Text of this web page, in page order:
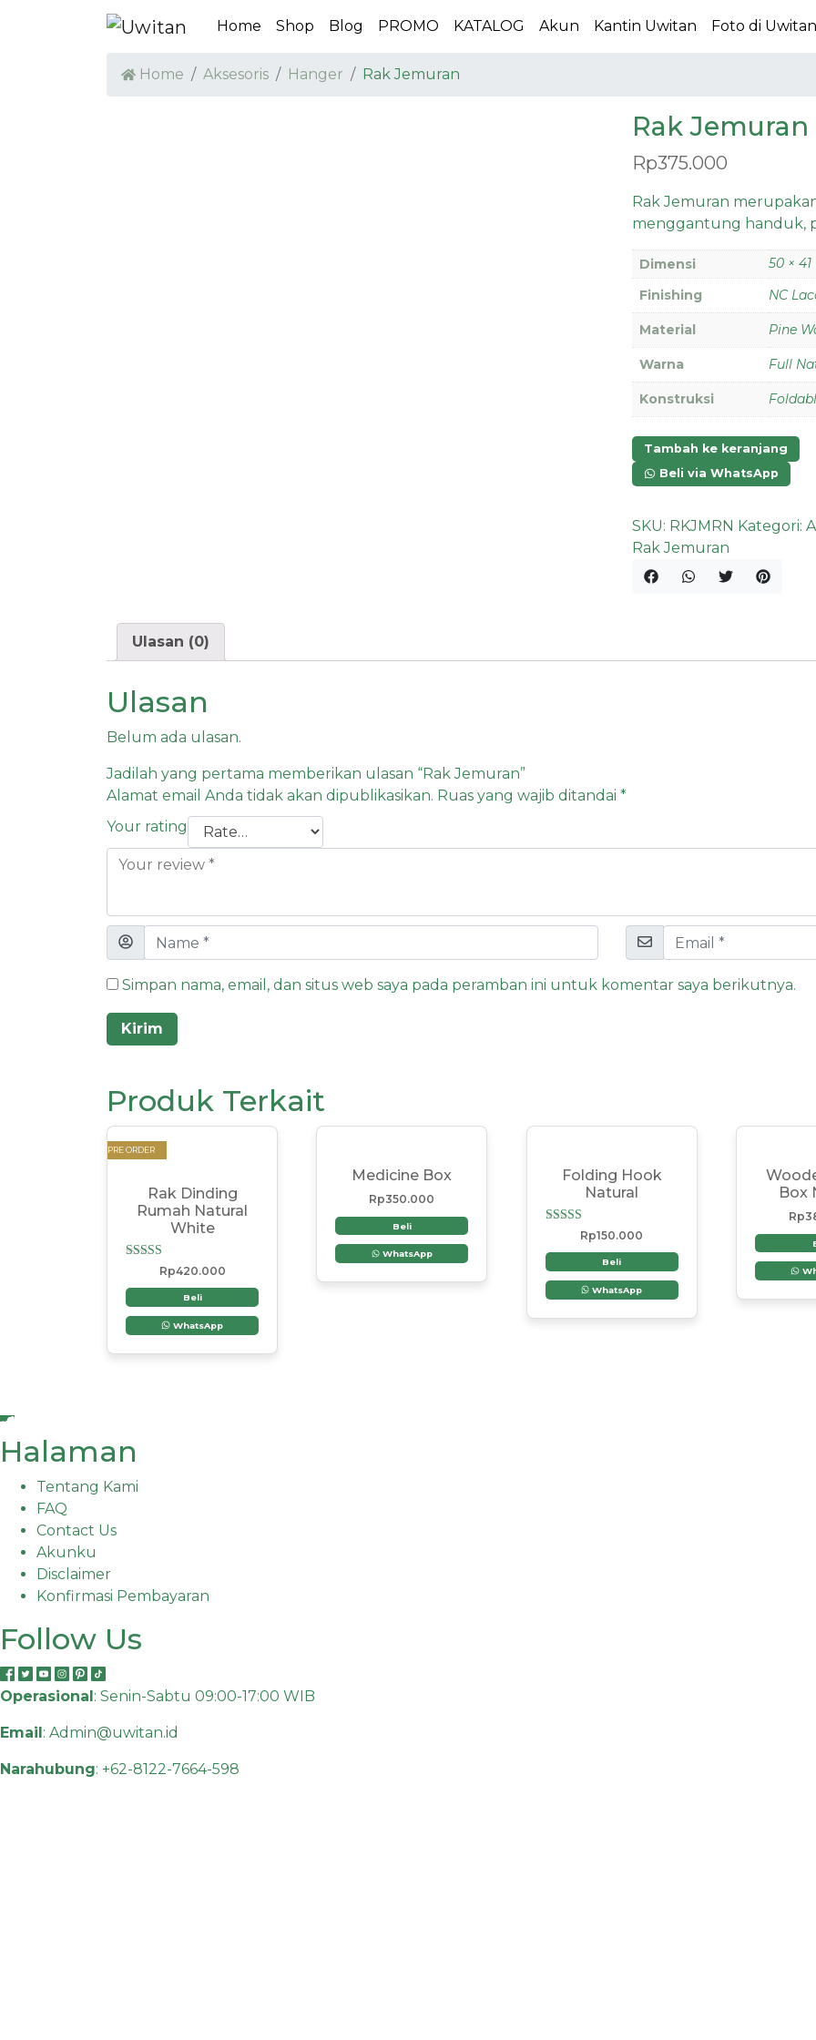
Home Shop Blog PROMO KATALOG Akun Kantin Uwitan Foto di Uwitan
Home Aksesoris Hanger Rak Jemuran
Rak Jemuran
Rp375.000
Rak Jemuran
menggantung handuk,
Dimensi
50 ×
Finishing
NC
Material Pine
Warna Full
Konstruksi
Tambah ke keranjang
Beli via WhatsApp
SKU: RKJMRN Kategori:
Rak Jemuran
Ulasan (0)
Ulasan
Belum ada ulasan.
Jadilah yang pertama memberikan ulasan “Rak Jemuran”
Alamat email Anda tidak akan dipublikasikan. Ruas yang wajib ditandai *
Your rating
Simpan nama, email, dan situs web saya pada peramban ini untuk komentar saya berikutnya.
Produk Terkait
PRE ORDER
Rak Dinding
Rumah Natural
White
Dinilai
5.00
dari 5
Rp420.000
Beli
WhatsApp
Medicine Box
Rp350.000
Beli
WhatsApp
Folding Hook
Natural
Dinilai
dari 5
Rp150.000
Beli
WhatsApp
Box
Rp
Halaman
Tentang Kami
FAQ
Contact Us
Akunku
Disclaimer
Konfirmasi Pembayaran
Follow Us
Operasional: Senin-Sabtu 09:00-17:00 WIB
Email: Admin@uwitan.id
Narahubung: +62-8122-7664-598